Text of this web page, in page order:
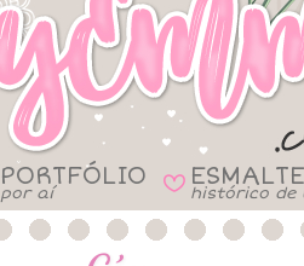
PORTFÓLIO
por aí B histórico de